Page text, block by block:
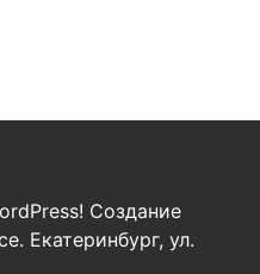
Создание
Екатеринбург, ул.